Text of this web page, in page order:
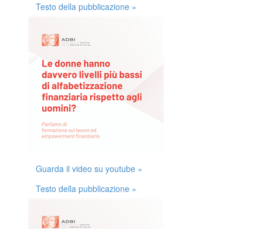
Testo della pubblicazione »
Guarda il video su youtube »
Testo della pubblicazione »